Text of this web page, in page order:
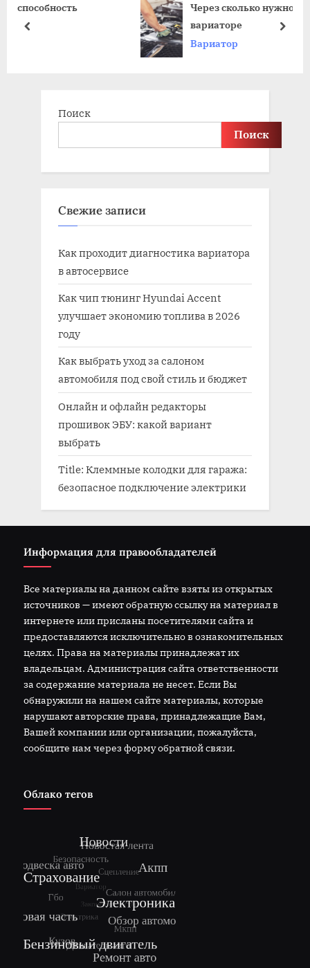
P
o
s
Через сколько нужно менять
вариаторе
Вариатор
prev next
Поиск
Поиск
Свежие записи
Как проходит диагностика вариатора
в автосервисе
Как чип тюнинг Hyundai Accent
улучшает экономию топлива в 2026
году
Как выбрать уход за салоном
автомобиля под свой стиль и бюджет
Онлайн и офлайн редакторы
прошивок ЭБУ: какой вариант
выбрать
Title: Клеммные колодки для гаража:
безопасное подключение электрики
Информация для правообладателей
Все материалы на данном сайте взяты из открытых
источников — имеют обратную ссылку на материал в
интернете или присланы посетителями сайта и
предоставляются исключительно в ознакомительных
целях. Права на материалы принадлежат их
владельцам. Администрация сайта ответственности
за содержание материала не несет. Если Вы
обнаружили на нашем сайте материалы, которые
нарушают авторские права, принадлежащие Вам,
Вашей компании или организации, пожалуйста,
сообщите нам через форму обратной связи.
Облако тегов